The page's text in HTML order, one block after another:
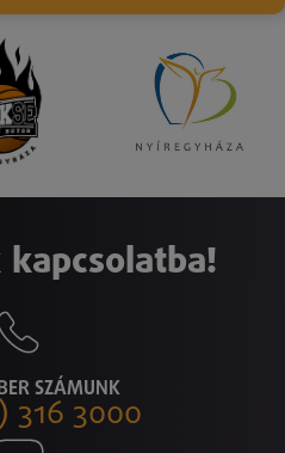
kapcsolatba!
SZÁMUNK
316 3000